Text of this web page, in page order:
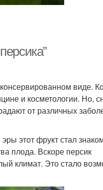
виде.
и косметологии. Но,
от различных
этот фрукт стал
плода. Вскоре персик
климат. Это стало